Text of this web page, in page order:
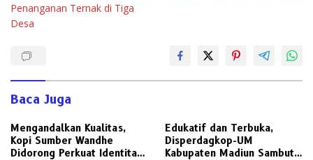
Penanganan Ternak di Tiga
Desa
Baca Juga
Mengandalkan Kualitas,
Kopi Sumber Wandhe
Didorong Perkuat Identitas
Edukatif dan Terbuka,
Disperdagkop-UM
Kabupaten Madiun Sambut